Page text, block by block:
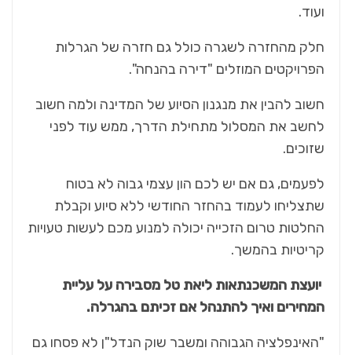
ועוד.
חלק מהחזרה לשגרה כולל גם חזרה של הגרלות
הפרויקטים המוזלים "דירה בהנחה".
חשוב להבין את מנגנון הסיוע של המדינה ולמה חשוב
לחשב את המסלול מתחילת הדרך, ממש עוד לפני
שזוכים.
לפעמים, גם אם יש לכם הון עצמי גבוה לא בטוח
שתצליחו לעמוד בהחזר החודשי ללא סיוע וקבלת
החלטות טרום הזכייה יכולה למנוע מכם לעשות טעויות
קריטיות בהמשך.
יועצת המשכנתאות ליאת טל מסבירה על עליית
המחירים ואיך להתנהל אם זכיתם בהגרלה.
"האינפלציה הגבוהה ומשבר שוק הנדל"ן לא פסחו גם